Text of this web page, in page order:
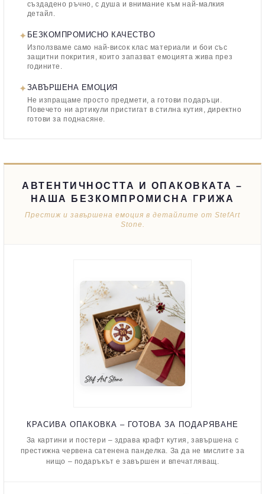
създадено ръчно, с душа и внимание към най-малкия
детайл.
✦ БЕЗКОМПРОМИСНО КАЧЕСТВО
Използваме само най-висок клас материали и бои със
защитни покрития, които запазват емоцията жива през
годините.
✦ЗАВЪРШЕНА ЕМОЦИЯ
Не изпращаме просто предмети, а готови подаръци.
Повечето ни артикули пристигат в стилна кутия, директно
готови за поднасяне.
АВТЕНТИЧНОСТТА И ОПАКОВКАТА –
НАША БЕЗКОМПРОМИСНА ГРИЖА
Престиж и завършена емоция в детайлите от StefArt
Stone.
КРАСИВА ОПАКОВКА – ГОТОВА ЗА ПОДАРЯВАНЕ
За картини и постери – здрава крафт кутия, завършена с
престижна червена сатенена панделка. За да не мислите за
нищо – подаръкът е завършен и впечатляващ.